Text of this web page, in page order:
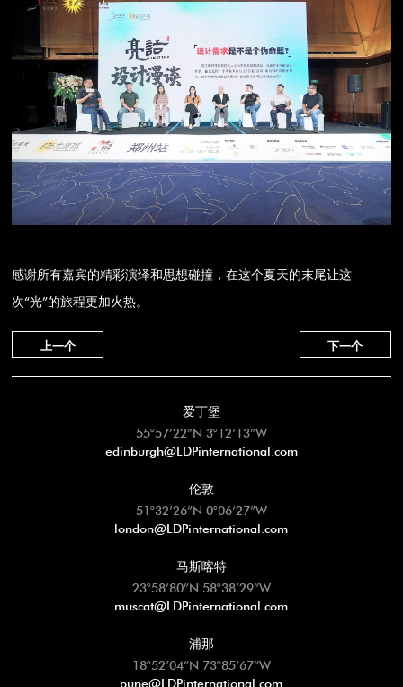
感谢所有嘉宾的精彩演绎和思想碰撞，在这个夏天的末尾让这
次“光”的旅程更加火热。
上一个 下一个
爱丁堡
55°57’22”N 3°12’13”W
edinburgh@LDPinternational.com
伦敦
51°32’26”N 0°06’27”W
london@LDPinternational.com
马斯喀特
23°58’80”N 58°38’29”W
muscat@LDPinternational.com
浦那
18°52’04”N 73°85’67”W
pune@LDPinternational.com